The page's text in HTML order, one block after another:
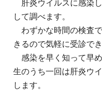
肝炎ウイルスに感染
して調べます。
わずかな時間の検査
きるので気軽に受診でき
感染を早く知って早
生のうち一回は肝炎ウ
します。